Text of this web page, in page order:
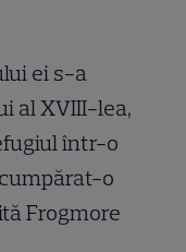
ei s-a
al XVIII-lea,
într-o
o
Frogmore